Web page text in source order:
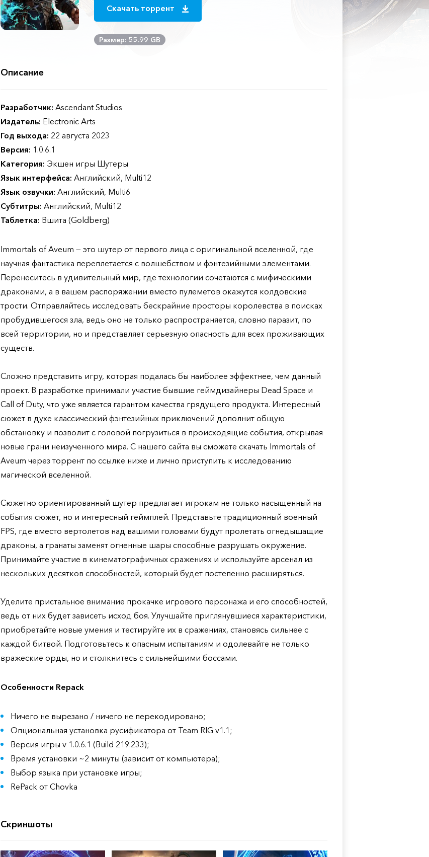
Скачать торрент
Размер: 55.99 GB
Описание
Разработчик: Ascendant Studios
Издатель: Electronic Arts
Год выхода: 22 августа 2023
Версия: 1.0.6.1
Категория: Экшен игры Шутеры
Язык интерфейса: Английский, Multi12
Язык озвучки: Английский, Multi6
Субтитры: Английский, Multi12
Таблетка: Вшита (Goldberg)
Immortals of Aveum — это шутер от первого лица с оригинальной вселенной, где
научная фантастика переплетается с волшебством и фэнтезийными элементами.
Перенеситесь в удивительный мир, где технологии сочетаются с мифическими
драконами, а в вашем распоряжении вместо пулеметов окажутся колдовские
трости. Отправляйтесь исследовать бескрайние просторы королевства в поисках
пробудившегося зла, ведь оно не только распространяется, словно паразит, по
всей территории, но и представляет серьезную опасность для всех проживающих
существ.
Сложно представить игру, которая подалась бы наиболее эффектнее, чем данный
проект. В разработке принимали участие бывшие геймдизайнеры Dead Space и
Call of Duty, что уже является гарантом качества грядущего продукта. Интересный
сюжет в духе классический фэнтезийных приключений дополнит общую
обстановку и позволит с головой погрузиться в происходящие события, открывая
новые грани неизученного мира. С нашего сайта вы сможете скачать Immortals of
Aveum через торрент по ссылке ниже и лично приступить к исследованию
магической вселенной.
Сюжетно ориентированный шутер предлагает игрокам не только насыщенный на
события сюжет, но и интересный геймплей. Представьте традиционный военный
FPS, где вместо вертолетов над вашими головами будут пролетать огнедышащие
драконы, а гранаты заменят огненные шары способные разрушать окружение.
Принимайте участие в кинематографичных сражениях и используйте арсенал из
нескольких десятков способностей, который будет постепенно расширяться.
Уделите пристальное внимание прокачке игрового персонажа и его способностей,
ведь от них будет зависеть исход боя. Улучшайте приглянувшиеся характеристики,
приобретайте новые умения и тестируйте их в сражениях, становясь сильнее с
каждой битвой. Подготовьтесь к опасным испытаниям и одолевайте не только
вражеские орды, но и столкнитесь с сильнейшими боссами.
Особенности Repack
Ничего не вырезано / ничего не перекодировано;
Опциональная установка русификатора от Team RIG v1.1;
Версия игры v 1.0.6.1 (Build 219.233);
Время установки ~2 минуты (зависит от компьютера);
Выбор языка при установке игры;
RePack от Chovka
Скриншоты